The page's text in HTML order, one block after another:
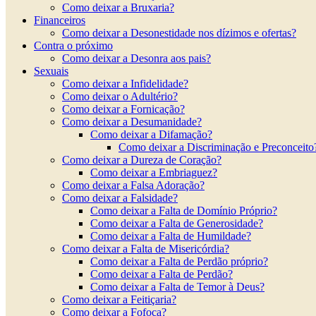
Como deixar a Bruxaria?
Financeiros
Como deixar a Desonestidade nos dízimos e ofertas?
Contra o próximo
Como deixar a Desonra aos pais?
Sexuais
Como deixar a Infidelidade?
Como deixar o Adultério?
Como deixar a Fornicação?
Como deixar a Desumanidade?
Como deixar a Difamação?
Como deixar a Discriminação e
Como deixar a Dureza de Coração?
Como deixar a Embriaguez?
Como deixar a Falsa Adoração?
Como deixar a Falsidade?
Como deixar a Falta de Domínio Próprio?
Como deixar a Falta de Generosidade?
Como deixar a Falta de Humildade?
Como deixar a Falta de Misericórdia?
Como deixar a Falta de Perdão próprio?
Como deixar a Falta de Perdão?
Como deixar a Falta de Temor à Deus?
Como deixar a Feitiçaria?
Como deixar a Fofoca?